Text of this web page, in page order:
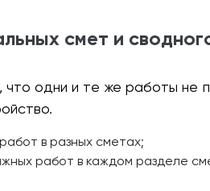
смет и
что одни и те же работы
в разных сметах;
работ в каждом разделе